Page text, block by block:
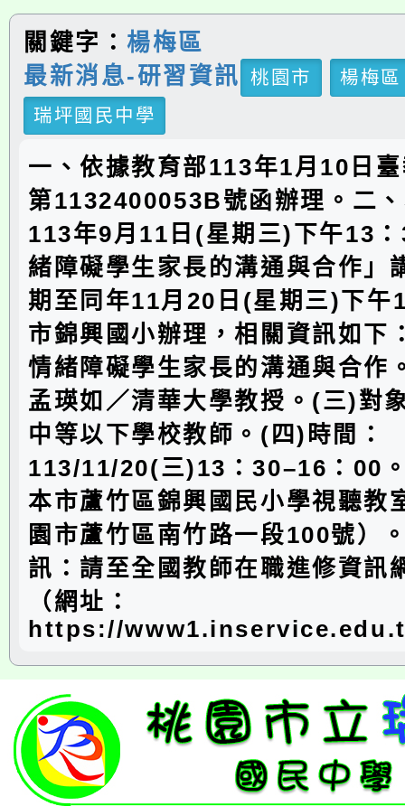
關鍵字： 楊梅區
最新消息-研習資訊
桃園市
楊梅區
瑞坪國民中學
一、依據教育部113年1月10日
第1132400053B號函辦理。二
113年9月11日(星期三)下午13
緒障礙學生家長的溝通與合作」
期至同年11月20日(星期三)下午
市錦興國小辦理，相關資訊如下
情緒障礙學生家長的溝通與合作
孟瑛如／清華大學教授。(三)對
中等以下學校教師。(四)時間：
113/11/20(三)13：30–16：00
本市蘆竹區錦興國民小學視聽教
園市蘆竹區南竹路一段100號）
訊：請至全國教師在職進修資訊
（網址：
https://